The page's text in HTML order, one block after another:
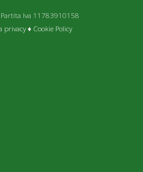
Iva 11783910158
privacy♦ Cookie Policy